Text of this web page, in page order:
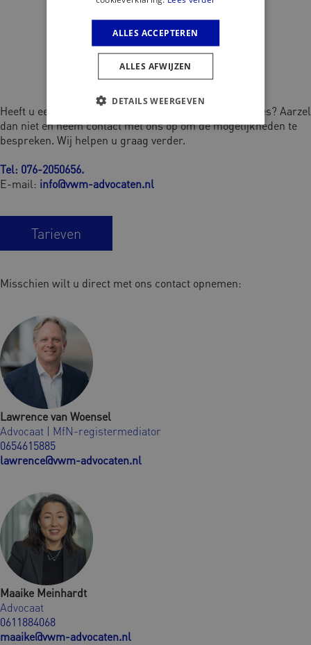
Heeft u een vraag of bent u op zoek naar passend advies? Aarzel
dan niet en neem contact met ons op om de mogelijkheden te
bespreken. Wij helpen u graag verder.
Tel: 076-2050656.
E-mail: info@vwm-advocaten.nl
Tarieven
Misschien wilt u direct met ons contact opnemen:
Lawrence van Woensel
Advocaat | MfN-registermediator
0654615885
lawrence@vwm-advocaten.nl
Maaike Meinhardt
Advocaat
0611884068
maaike@vwm-advocaten.nl
ALLES ACCEPTEREN
ALLES AFWIJZEN
DETAILS WEERGEVEN